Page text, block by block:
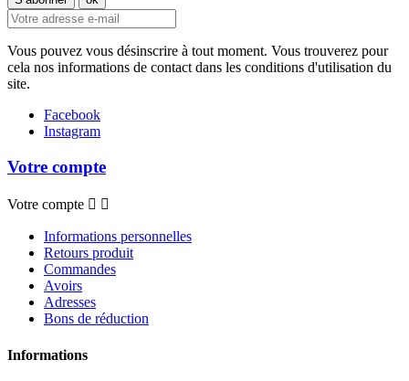
Vous pouvez vous désinscrire à tout moment. Vous trouverez pour
cela nos informations de contact dans les conditions d'utilisation du
site.
Facebook
Instagram
Votre compte
Votre compte  
Informations personnelles
Retours produit
Commandes
Avoirs
Adresses
Bons de réduction
Informations